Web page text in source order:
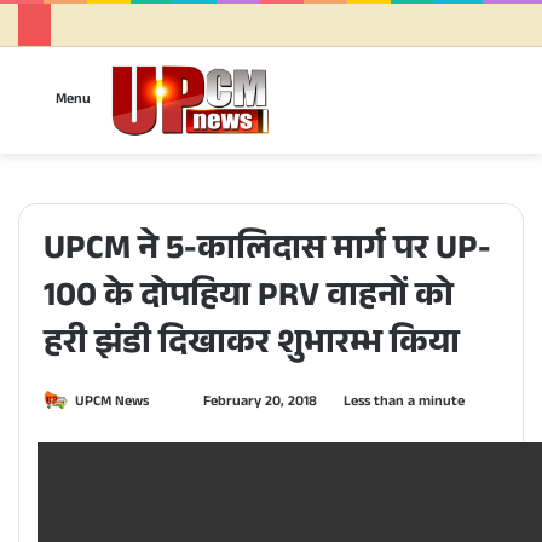
Menu
UPCM ने 5-कालिदास मार्ग पर UP-
100 के दोपहिया PRV वाहनों को
हरी झंडी दिखाकर शुभारम्भ किया
UPCM News February 20, 2018 Less than a minute